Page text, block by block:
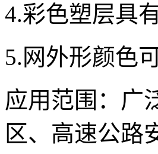
4.彩色塑层具
5.网外形颜色
应用范围：广
区、高速公路